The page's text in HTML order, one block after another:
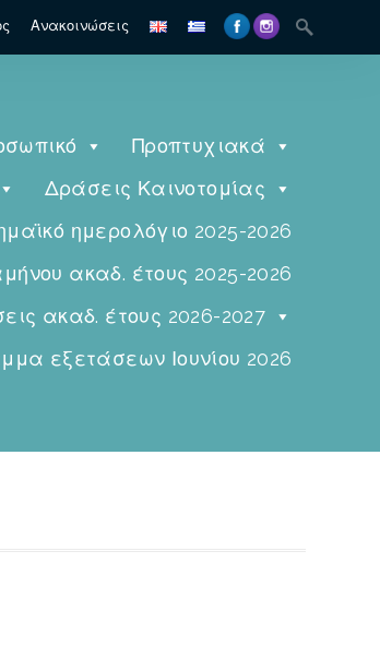
Ανακοινώσεις
Προπτυχιακά
Δράσεις Καινοτομίας
ημερολόγιο 2025-2026
ακαδ. έτους 2025-2026
ακαδ. έτους 2026-2027
εξετάσεων Ιουνίου 2026